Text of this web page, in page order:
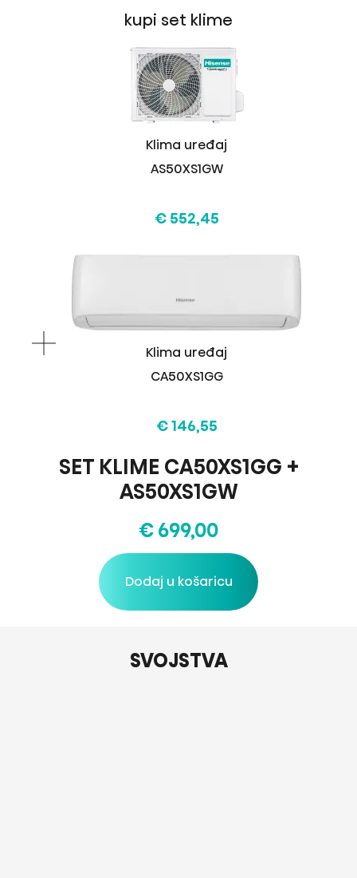
kupi set klime
Klima uređaj
AS50XS1GW
€ 552,45
Klima uređaj
CA50XS1GG
€ 146,55
SET KLIME CA50XS1GG +
AS50XS1GW
€ 699,00
Dodaj u košaricu
SVOJSTVA